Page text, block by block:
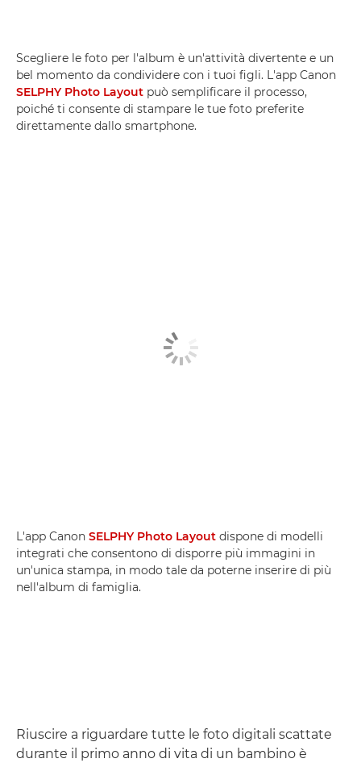
Scegliere le foto per l'album è un'attività divertente e un
bel momento da condividere con i tuoi figli. L'app Canon
SELPHY Photo Layout può semplificare il processo,
poiché ti consente di stampare le tue foto preferite
direttamente dallo smartphone.
L'app Canon SELPHY Photo Layout dispone di modelli
integrati che consentono di disporre più immagini in
un'unica stampa, in modo tale da poterne inserire di più
nell'album di famiglia.
Riuscire a riguardare tutte le foto digitali scattate
durante il primo anno di vita di un bambino è